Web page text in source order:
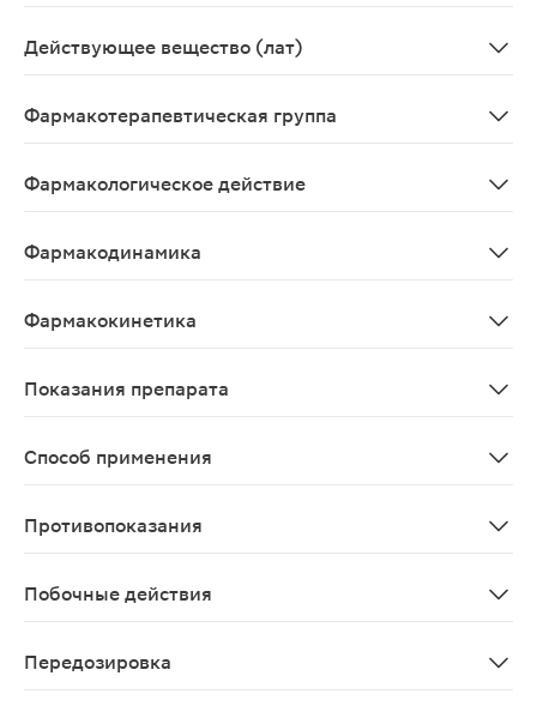
Действующее вещество (лат)
Фармакотерапевтическая группа
Фармакологическое действие
Фармакодинамика
Фармакокинетика
Показания препарата
Способ применения
Противопоказания
Побочные действия
Передозировка